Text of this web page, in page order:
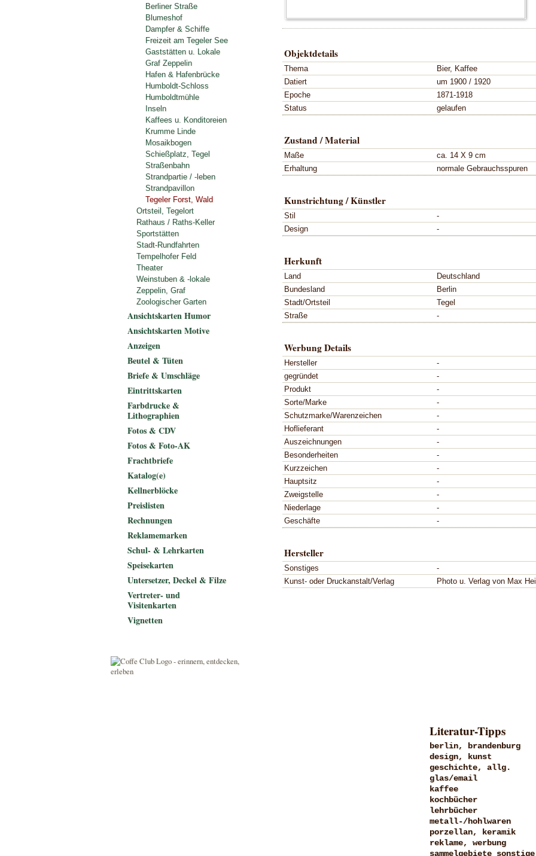
Objektdetails
Thema
Bier, Kaffee
Datiert
um 1900 / 1920
Epoche
1871-1918
Status
gelaufen
Zustand / Material
Maße
ca. 14 X 9 cm
Erhaltung
normale Gebrauchsspuren
Kunstrichtung / Künstler
Stil
-
Design
-
Herkunft
Land
Deutschland
Bundesland
Berlin
Stadt/Ortsteil
Tegel
Straße
-
Werbung Details
Hersteller
-
gegründet
-
Produkt
-
Sorte/Marke
-
Schutzmarke/Warenzeichen
-
Hoflieferant
-
Auszeichnungen
-
Besonderheiten
-
Kurzzeichen
-
Hauptsitz
-
Zweigstelle
-
Niederlage
-
Geschäfte
-
Hersteller
Sonstiges
-
Kunst- oder Druckanstalt/Verlag
Photo u. Verlag von Max
Berliner Straße
Blumeshof
Dampfer & Schiffe
Freizeit am Tegeler See
Gaststätten u. Lokale
Graf Zeppelin
Hafen & Hafenbrücke
Humboldt-Schloss
Humboldtmühle
Inseln
Kaffees u. Konditoreien
Krumme Linde
Mosaikbogen
Schießplatz, Tegel
Straßenbahn
Strandpartie / -leben
Strandpavillon
Tegeler Forst, Wald
Ortsteil, Tegelort
Rathaus / Raths-Keller
Sportstätten
Stadt-Rundfahrten
Tempelhofer Feld
Theater
Weinstuben & -lokale
Zeppelin, Graf
Zoologischer Garten
Ansichtskarten Humor
Ansichtskarten Motive
Anzeigen
Beutel & Tüten
Briefe & Umschläge
Eintrittskarten
Farbdrucke &
Lithographien
Fotos & CDV
Fotos & Foto-AK
Frachtbriefe
Katalog(e)
Kellnerblöcke
Preislisten
Rechnungen
Reklamemarken
Schul- & Lehrkarten
Speisekarten
Untersetzer, Deckel & Filze
Vertreter- und
Visitenkarten
Vignetten
Literatur-Tipps
berlin, brandenburg
design, kunst
geschichte, allg.
glas/email
kaffee
kochbücher
lehrbücher
metall-/hohlwaren
porzellan, keramik
reklame, werbung
sammelgebiete sonstige